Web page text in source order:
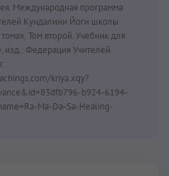
Международная программа
Кундалини Йоги школы
Том второй. Учебник для
изд.: Федерация Учителей
kriya.xqy?
b924-6194-
Ma-Da-Sa-Healing-